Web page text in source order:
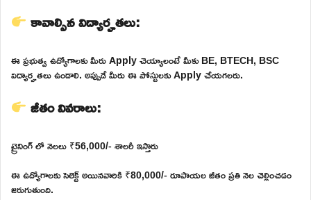
కావాల్సిన విద్యార్హతలు:
ఈ ప్రభుత్వ ఉద్యోగాలకు మీరు Apply చెయ్యాలంటే మీకు BE, BTECH, BSC
విద్యార్హతలు ఉండాలి. అప్పుడే మీరు ఈ పోస్టులకు Apply చేయగలరు.
జీతం వివరాలు:
ట్రైనింగ్ లో నెలలు ₹56,000/- శాలరీ ఇస్తారు
ఈ ఉద్యోగాలకు సెలెక్ట్ అయినవారికి ₹80,000/- రూపాయల జీతం ప్రతి నెల చెల్లించడం
జరుగుతుంది.